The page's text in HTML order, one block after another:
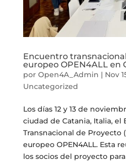
Encuentro
europeo OPEN4ALL en
por Open4A_Admin | Nov
Uncategorized
Los días 12 y 13 de
ciudad de Catania, Italia, el
Transnacional de Proyecto
europeo OPEN4ALL. Esta
los socios del proyecto